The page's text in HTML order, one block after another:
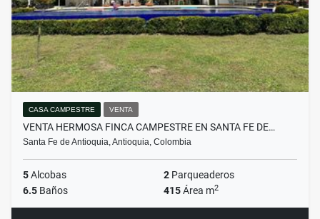
CASA CAMPESTRE VENTA
VENTA HERMOSA FINCA CAMPESTRE EN SANTA FE DE…
Santa Fe de Antioquia, Antioquia, Colombia
5Alcobas 2 Parqueaderos
6.5 Baños 415Área m2